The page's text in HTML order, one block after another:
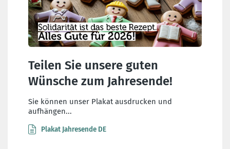
Teilen Sie unsere guten
Wünsche zum Jahresende!
Sie können unser Plakat ausdrucken und
aufhängen...
Plakat Jahresende DE